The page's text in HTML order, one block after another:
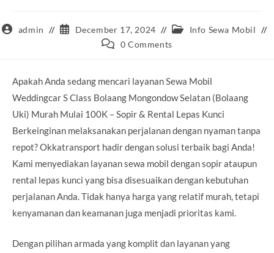
Postadmin
Post
published:
December 17, 2024
Post Info Sewa Mobil
Post 0 Comments
Apakah Anda sedang mencari layanan Sewa Mobil
Weddingcar S Class Bolaang Mongondow Selatan (Bolaang
Uki) Murah Mulai 100K – Sopir & Rental Lepas Kunci
Berkeinginan melaksanakan perjalanan dengan nyaman tanpa
repot? Okkatransport hadir dengan solusi terbaik bagi Anda!
Kami menyediakan layanan sewa mobil dengan sopir ataupun
rental lepas kunci yang bisa disesuaikan dengan kebutuhan
perjalanan Anda. Tidak hanya harga yang relatif murah, tetapi
kenyamanan dan keamanan juga menjadi prioritas kami.
Dengan pilihan armada yang komplit dan layanan yang